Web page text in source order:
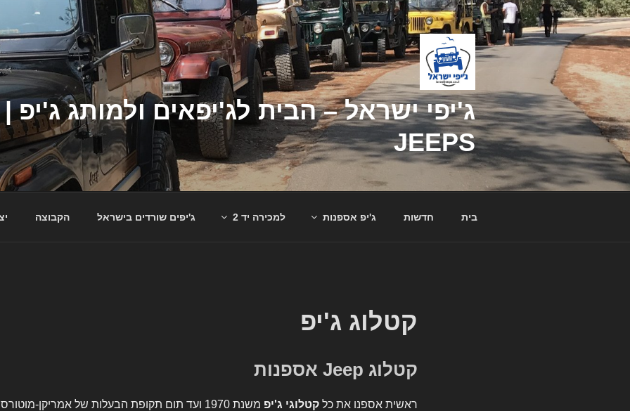
דילוג
לתוכן
JEEPS
בית חדשות ג'יפ אספנות למכירה יד 2 ג'יפים שורדים בישראל הקבוצה
קטלוג ג'יפ
קטלוג Jeep אספנות
ראשית אספנו את כל קטלוגי ג'יפ
משנת 1970 ועד תום תקופת הבעלות של אמריקן-